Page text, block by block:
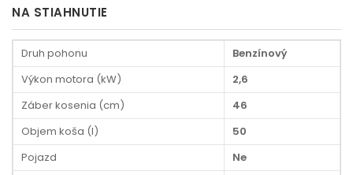
NA STIAHNUTIE
Druh pohonu
Benzínový
Výkon motora (kW)
2,6
Záber kosenia (cm)
46
Objem koša (l)
50
Pojazd
Ne